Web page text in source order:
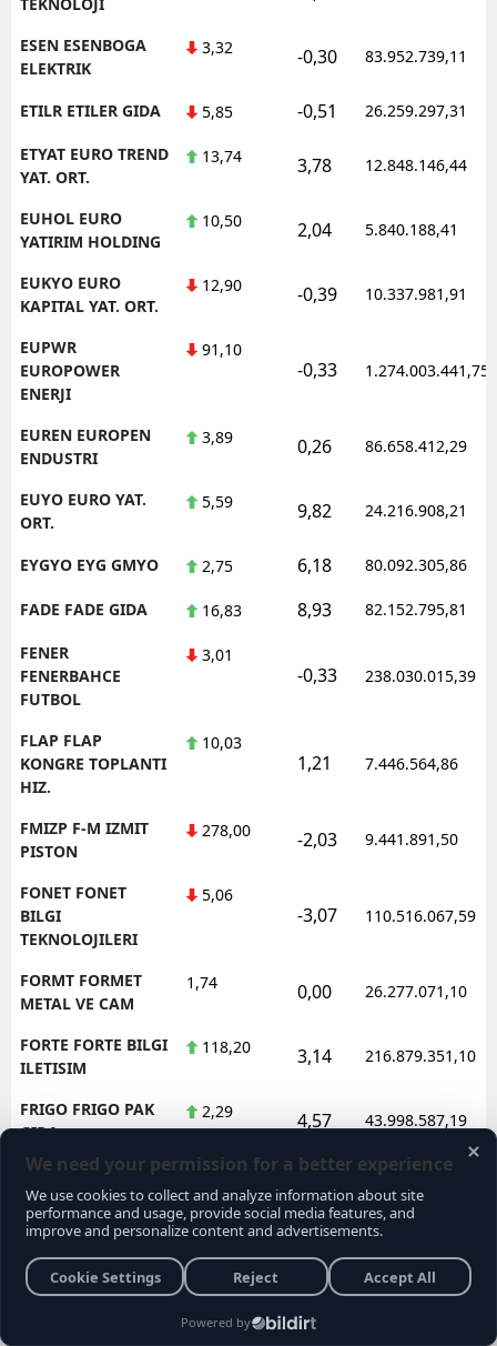
ESEN ESENBOGA
ELEKTRIK
3,32 -0,30 83.952.739,11
ETILR ETILER GIDA 5,85 -0,51 26.259.297,31
ETYAT EURO TREND
YAT. ORT.
13,74 3,78 12.848.146,44
EUHOL EURO
YATIRIM HOLDING
10,50 2,04 5.840.188,41
EUKYO EURO
KAPITAL YAT. ORT.
12,90 -0,39 10.337.981,91
EUPWR
EUROPOWER
ENERJI
91,10
-0,33 1.274.003.441,75
EUREN EUROPEN
ENDUSTRI
3,89 0,26 86.658.412,29
EUYO EURO YAT.
ORT.
5,59 9,82 24.216.908,21
EYGYO EYG GMYO 2,75 6,18 80.092.305,86
FADE FADE GIDA 16,83 8,93 82.152.795,81
FENER
FENERBAHCE
FUTBOL
3,01
-0,33 238.030.015,39
FLAP FLAP
KONGRE TOPLANTI
HIZ.
10,03
1,21 7.446.564,86
FMIZP F-M IZMIT
PISTON
278,00 -2,03 9.441.891,50
FONET FONET
BILGI
TEKNOLOJILERI
5,06
-3,07 110.516.067,59
FORMT FORMET
METAL VE CAM
1,74 0,00 26.277.071,10
FORTE FORTE BILGI
ILETISIM
118,20 3,14 216.879.351,10
FRIGO FRIGO PAK
GIDA
2,29 4,57 43.998.587,19
FRMPL FORMUL
PLASTIK VE METAL
35,24 1,44
FROTO FORD
OTOSAN
78,60
FZLGY FUZUL
-1,45